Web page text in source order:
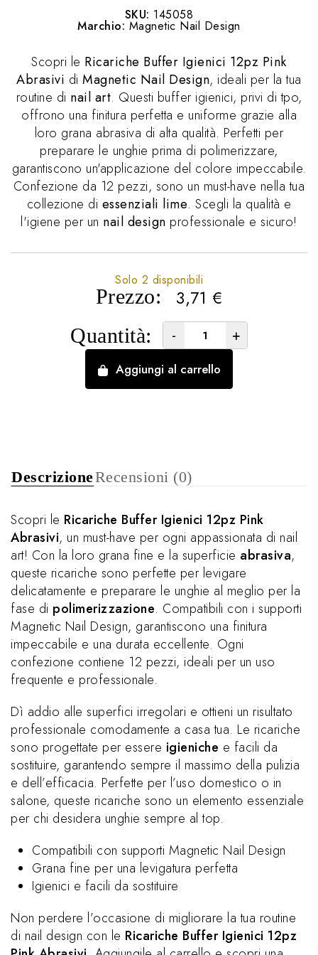
SKU: 145058
Marchio: Magnetic Nail Design
Scopri le Ricariche Buffer Igienici 12pz Pink
Abrasivi diMagnetic Nail Design, ideali per la tua
routine di nail art. Questi buffer igienici, privi di tpo,
offrono una finitura perfetta e uniforme grazie alla
loro grana abrasiva di alta qualità. Perfetti per
preparare le unghie prima di polimerizzare,
garantiscono un'applicazione del colore impeccabile.
Confezione da 12 pezzi, sono un must-have nella tua
collezione di essenziali lime. Scegli la qualità e
l'igiene per un nail design professionale e sicuro!
Prezzo: 3,71 €
Solo 2 disponibili
Quantità: - +
Aggiungi al carrello
DescrizioneRecensioni (0)
Scopri le Ricariche Buffer Igienici 12pz Pink
Abrasivi, un must-have per ogni appassionata di nail
art! Con la loro grana fine e la superficie abrasiva,
queste ricariche sono perfette per levigare
delicatamente e preparare le unghie al meglio per la
fase di polimerizzazione. Compatibili con i supporti
Magnetic Nail Design, garantiscono una finitura
impeccabile e una durata eccellente. Ogni
confezione contiene 12 pezzi, ideali per un uso
frequente e professionale.
Dì addio alle superfici irregolari e ottieni un risultato
professionale comodamente a casa tua. Le ricariche
sono progettate per essere igieniche e facili da
sostituire, garantendo sempre il massimo della pulizia
e dell’efficacia. Perfette per l’uso domestico o in
salone, queste ricariche sono un elemento essenziale
per chi desidera unghie sempre al top.
Compatibili con supporti Magnetic Nail Design
Grana fine per una levigatura perfetta
Igienici e facili da sostituire
Non perdere l’occasione di migliorare la tua routine
di nail design con le Ricariche Buffer Igienici 12pz